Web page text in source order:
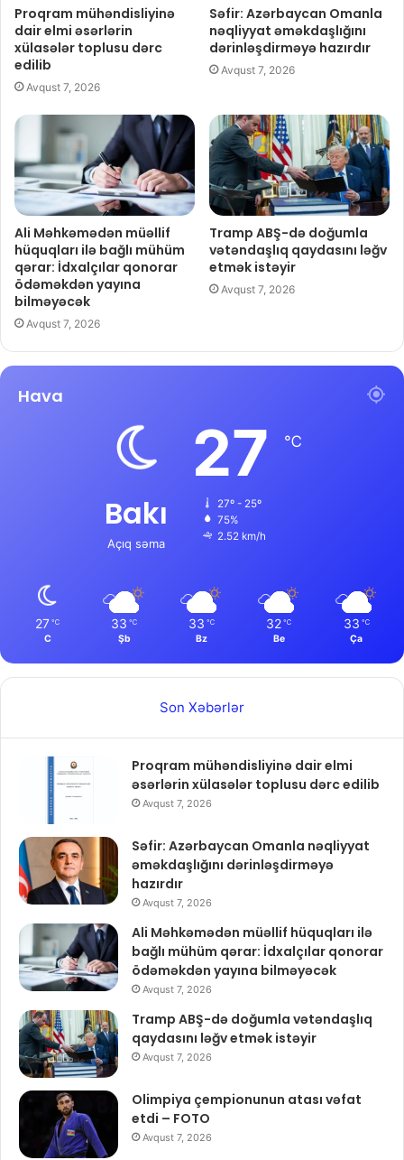
Proqram mühəndisliyinə
dair elmi əsərlərin
xülasələr toplusu dərc
edilib
Avqust 7, 2026
Səfir: Azərbaycan Omanla
nəqliyyat əməkdaşlığını
dərinləşdirməyə hazırdır
Avqust 7, 2026
Ali Məhkəmədən müəllif
hüquqları ilə bağlı mühüm
qərar: İdxalçılar qonorar
ödəməkdən yayına
bilməyəcək
Avqust 7, 2026
Tramp ABŞ-də doğumla
vətəndaşlıq qaydasını ləğv
etmək istəyir
Avqust 7, 2026
Hava
Bakı
Açıq səma
27 ℃
27º - 25º
75%
2.52 km/h
27 ℃
C
33 ℃
Şb
33 ℃
Bz
32 ℃
Be
33 ℃
Ça
Son Xəbərlər
Proqram mühəndisliyinə dair elmi
əsərlərin xülasələr toplusu dərc edilib
Avqust 7, 2026
Səfir: Azərbaycan Omanla nəqliyyat
əməkdaşlığını dərinləşdirməyə
hazırdır
Avqust 7, 2026
Ali Məhkəmədən müəllif hüquqları ilə
bağlı mühüm qərar: İdxalçılar qonorar
ödəməkdən yayına bilməyəcək
Avqust 7, 2026
Tramp ABŞ-də doğumla vətəndaşlıq
qaydasını ləğv etmək istəyir
Avqust 7, 2026
Olimpiya çempionunun atası vəfat
etdi – FOTO
Avqust 7, 2026